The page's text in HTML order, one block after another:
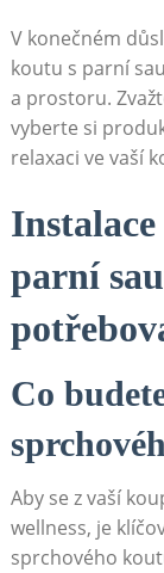
V konečném
koutu s parní
a prostoru.
vyberte si
relaxaci ve vaší
parní
Co
Aby se z vaší
wellness, je
sprchového